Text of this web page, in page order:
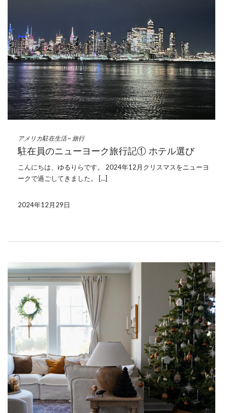
アメリカ駐在生活~ 旅行
駐在員のニューヨーク旅行記① ホテル選び
こんにちは、ゆるりらです。 2024年12月クリスマスをニューヨ
ークで過ごしてきました。 […]
2024年12月29日